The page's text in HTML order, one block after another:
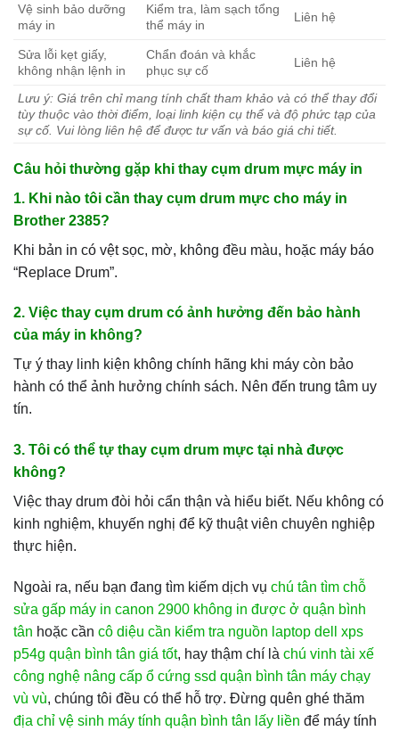
Vệ sinh bảo dưỡng
máy in
Kiểm tra, làm sạch tổng
thể máy in
Liên hệ
Sửa lỗi kẹt giấy,
không nhận lệnh in
Chẩn đoán và khắc
phục sự cố
Liên hệ
Lưu ý: Giá trên chỉ mang tính chất tham khảo và có thể thay đổi
tùy thuộc vào thời điểm, loại linh kiện cụ thể và độ phức tạp của
sự cố. Vui lòng liên hệ để được tư vấn và báo giá chi tiết.
Câu hỏi thường gặp khi thay cụm drum mực máy in
1. Khi nào tôi cần thay cụm drum mực cho máy in
Brother 2385?
Khi bản in có vệt sọc, mờ, không đều màu, hoặc máy báo
“Replace Drum”.
2. Việc thay cụm drum có ảnh hưởng đến bảo hành
của máy in không?
Tự ý thay linh kiện không chính hãng khi máy còn bảo
hành có thể ảnh hưởng chính sách. Nên đến trung tâm uy
tín.
3. Tôi có thể tự thay cụm drum mực tại nhà được
không?
Việc thay drum đòi hỏi cẩn thận và hiểu biết. Nếu không có
kinh nghiệm, khuyến nghị để kỹ thuật viên chuyên nghiệp
thực hiện.
Ngoài ra, nếu bạn đang tìm kiếm dịch vụ chú tân tìm chỗ
sửa gấp máy in canon 2900 không in được ở quận bình
tân hoặc cần cô diệu cần kiểm tra nguồn laptop dell xps
p54g quận bình tân giá tốt, hay thậm chí là chú vinh tài xế
công nghệ nâng cấp ổ cứng ssd quận bình tân máy chạy
vù vù, chúng tôi đều có thể hỗ trợ. Đừng quên ghé thăm
địa chỉ vệ sinh máy tính quận bình tân lấy liền để máy tính